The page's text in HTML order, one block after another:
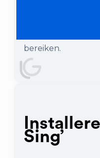
kunt tevens
uiteindelijk het
bereiken.
Sing’